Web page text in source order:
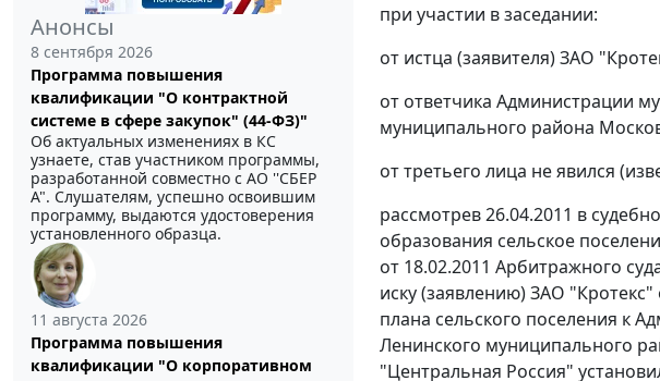
Анонсы
8 сентября 2026
Программа повышения
квалификации "О контрактной
системе в сфере закупок" (44-ФЗ)"
Об актуальных изменениях в КС
узнаете, став участником программы,
разработанной совместно с АО ''СБЕР
А". Слушателям, успешно освоившим
программу, выдаются удостоверения
установленного образца.
11 августа 2026
Программа повышения
квалификации "О корпоративном
при участии в заседании:
от истца (заявителя) ЗАО
от ответчика Администрации
муниципального района
от третьего лица не явился
рассмотрев 26.04.2011 в
образования сельское
от 18.02.2011 Арбитражного
иску (заявлению) ЗАО
плана сельского поселения к
Ленинского муниципального
"Центральная Россия"